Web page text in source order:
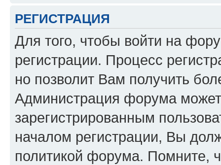
РЕГИСТРАЦИЯ
Для того, чтобы войти на
регистрации. Процесс
но позволит Вам получить
Администрация форума может
зарегистрированным
началом регистрации, Вы
политикой форума. Помните,